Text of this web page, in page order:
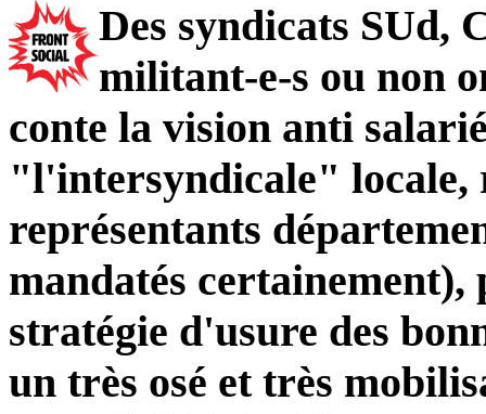
Des syndicats SUd,
militant-e-s ou non
conte la vision anti
"l'intersyndicale" locale,
représentants
mandatés certainement),
stratégie d'usure des
un très osé et très